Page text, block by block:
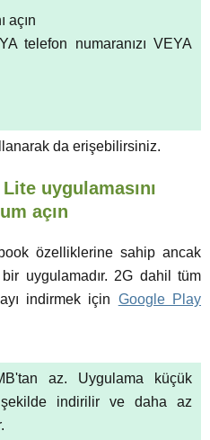
açın
telefon numaranızı VEYA
da erişebilirsiniz.
uygulamasını
açın
özelliklerine sahip ancak
uygulamadır. 2G dahil tüm
indirmek için Google Play
az. Uygulama küçük
şekilde indirilir ve daha az